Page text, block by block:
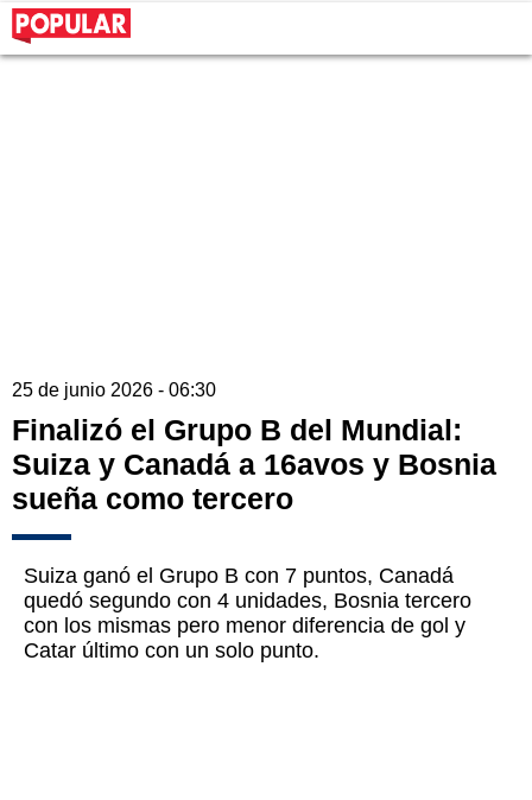
25 de junio 2026 - 06:30
Finalizó el Grupo B del Mundial:
Suiza y Canadá a 16avos y Bosnia
sueña como tercero
Suiza ganó el Grupo B con 7 puntos, Canadá
quedó segundo con 4 unidades, Bosnia tercero
con los mismas pero menor diferencia de gol y
Catar último con un solo punto.